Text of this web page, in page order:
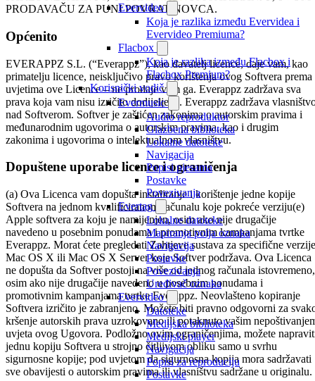
Evervideo
Koja je razlika između Evervidea i
Evervideo Premiuma?
Flacbox
Koja je razlika između Flacbox i
Flacbox Premium?
Korisnički vodič
Evermusic
Audio reproduktor
Glazbena biblioteka
Lokalne datoteke
Navigacija
Popisi pjesama
Postavke
Povezivanja
Evertag
Lokalne datoteke
Mapiranja polja oznaka
Navigacija
Postavke
Povezivanja
Uređivač oznaka
Evervideo
Datoteke
Medijska biblioteka
Medijski player
Navigacija
Popisi za reproduciju
Postavke
PRODAVAČU ZA PUNI POVRAT NOVCA.
Općenito
EVERAPPZ S.L. (“Everappz”), kao davatelj licence, daje vam, kao
primatelju licence, neisključivo pravo korištenja ovog Softvera prema
uvjetima ove Licence – ne prodaje vam ga. Everappz zadržava sva
prava koja vam nisu izričito dodijeljena. Everappz zadržava
nad Softverom. Softver je zaštićen zakonima o autorskim pravima i
međunarodnim ugovorima o autorskim pravima, kao i drugim
zakonima i ugovorima o intelektualnom vlasništvu.
Dopuštene uporabe licence i ograničenja
(a) Ova Licenca vam dopušta instaliranje i korištenje jedne kopije
Softvera na jednom kvalificiranom računalu koje pokreće verziju(e)
Apple softvera za koju je namijenjen, osim ako nije drugačije
navedeno u posebnim ponudama i promotivnim kampanjama tvrtke
Everappz. Morat ćete pregledati Zahtjeve sustava za specifične verzije
Mac OS X ili Mac OS X Server koje Softver podržava. Ova Licenca
ne dopušta da Softver postoji na više od jednog računala istovremeno,
osim ako nije drugačije navedeno u posebnim ponudama i
promotivnim kampanjama tvrtke Everappz. Neovlašteno kopiranje
Softvera izričito je zabranjeno. Možete biti pravno odgovorni za
kršenje autorskih prava uzrokovano ili potaknuto vašim
uvjeta ovog Ugovora. Podložno ovim ograničenjima, možete
jednu kopiju Softvera u strojno čitljivom obliku samo u svrhu
sigurnosne kopije; pod uvjetom da sigurnosna kopija mora sadržavati
sve obavijesti o autorskim pravima ili vlasništvu sadržane u originalu.